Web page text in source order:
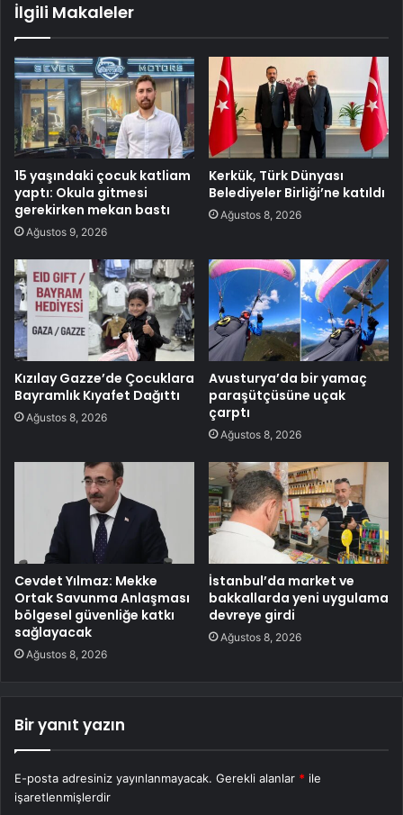
İlgili Makaleler
15 yaşındaki çocuk katliam
yaptı: Okula gitmesi
gerekirken mekan bastı
Ağustos 9, 2026
Kerkük, Türk Dünyası
Belediyeler Birliği’ne katıldı
Ağustos 8, 2026
Kızılay Gazze’de Çocuklara
Bayramlık Kıyafet Dağıttı
Ağustos 8, 2026
Avusturya’da bir yamaç
paraşütçüsüne uçak
çarptı
Ağustos 8, 2026
Cevdet Yılmaz: Mekke
Ortak Savunma Anlaşması
bölgesel güvenliğe katkı
sağlayacak
Ağustos 8, 2026
İstanbul’da market ve
bakkallarda yeni uygulama
devreye girdi
Ağustos 8, 2026
Bir yanıt yazın
E-posta adresiniz yayınlanmayacak. Gerekli alanlar * ile
işaretlenmişlerdir